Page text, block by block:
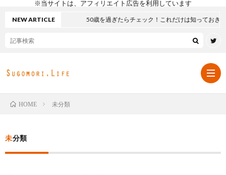
※当サイトは、アフィリエイト広告を利用しています
番
習
NEW ARTICLE 50歳を過ぎたらチェック！これだけは知っておきたい
HOME 未分類
未分類